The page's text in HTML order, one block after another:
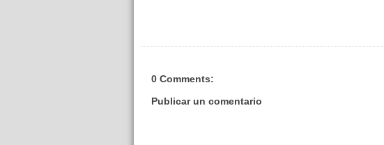
0 Comments:
Publicar un comentario